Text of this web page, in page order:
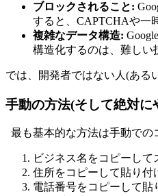
ブロックされること:
すると、CAPTCHAや一
複雑なデータ構造:
構造化するのは、難しい
では、開発者ではない人(ある
手動の方法(そして絶対
最も基本的な方法は手動での
ビジネス名をコピーして
住所をコピーして貼り付
電話番号をコピーして貼